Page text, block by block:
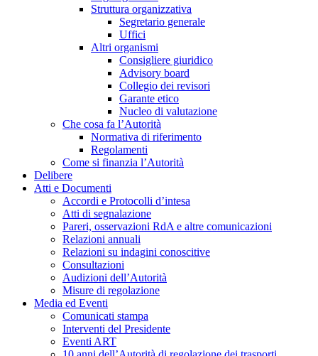
Struttura organizzativa
Segretario generale
Uffici
Altri organismi
Consigliere giuridico
Advisory board
Collegio dei revisori
Garante etico
Nucleo di valutazione
Che cosa fa l’Autorità
Normativa di riferimento
Regolamenti
Come si finanzia l’Autorità
Delibere
Atti e Documenti
Accordi e Protocolli d’intesa
Atti di segnalazione
Pareri, osservazioni RdA e altre comunicazioni
Relazioni annuali
Relazioni su indagini conoscitive
Consultazioni
Audizioni dell’Autorità
Misure di regolazione
Media ed Eventi
Comunicati stampa
Interventi del Presidente
Eventi ART